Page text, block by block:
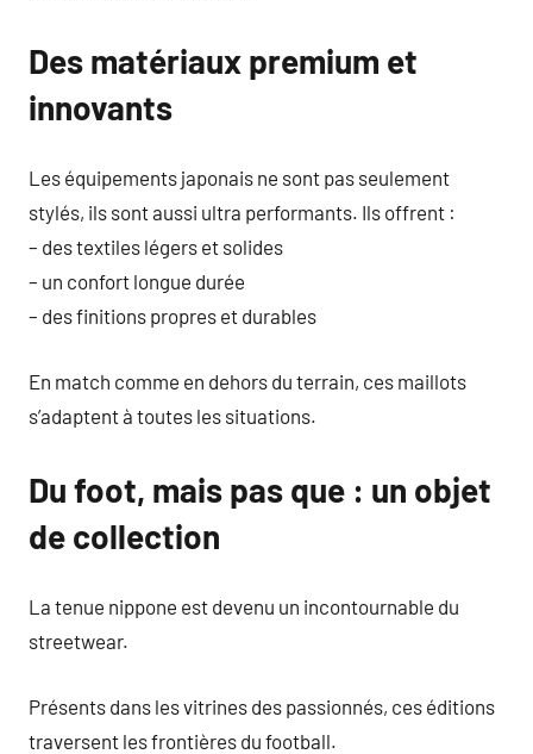
Des matériaux premium et
innovants
Les équipements japonais ne sont pas seulement
stylés, ils sont aussi ultra performants. Ils offrent :
– des textiles légers et solides
– un confort longue durée
– des finitions propres et durables
En match comme en dehors du terrain, ces maillots
s’adaptent à toutes les situations.
Du foot, mais pas que : un objet
de collection
La tenue nippone est devenu un incontournable du
streetwear.
Présents dans les vitrines des passionnés, ces éditions
traversent les frontières du football.